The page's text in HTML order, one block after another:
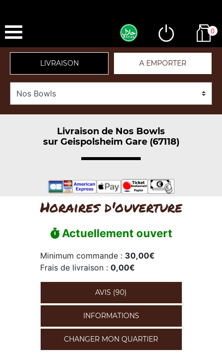
0
LIVRAISON A EMPORTER
Livraison de Nos Bowls
sur Geispolsheim Gare (67118)
Horaires d'ouverture
Actuellement ouvert
Minimum commande : 30,00€
Frais de livraison : 0,00€
AVIS (90)
INFORMATIONS
CHANGER MON QUARTIER